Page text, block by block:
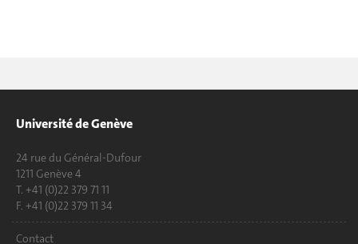
Université de Genève
24 rue du Général-Dufour
1211 Genève 4
T. +41 (0)22 379 71 11
F. +41 (0)22 379 11 34
Contact